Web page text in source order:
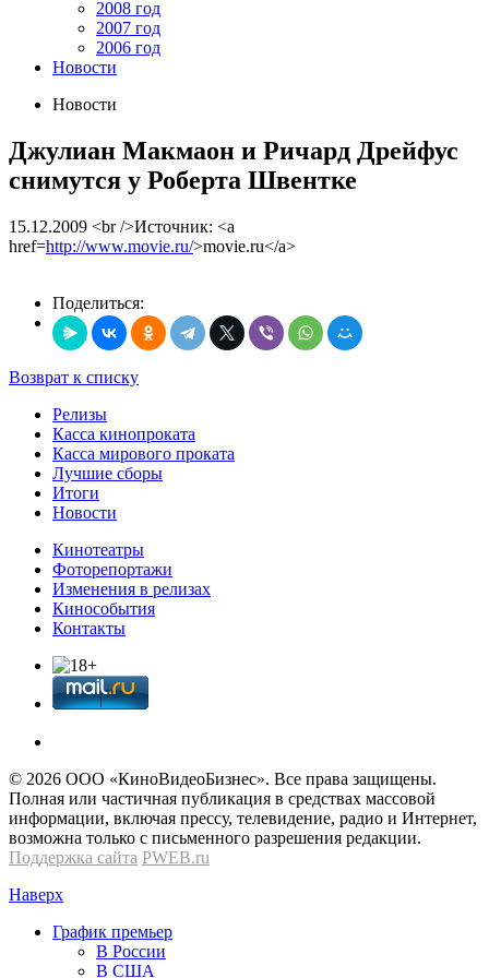
2008 год
2007 год
2006 год
Новости
Новости
Джулиан Макмаон и Ричард Дрейфус
снимутся у Роберта Швентке
15.12.2009 <br />Источник: <a
href=http://www.movie.ru/>movie.ru</a>
Поделиться:
Возврат к списку
Релизы
Касса кинопроката
Касса мирового проката
Лучшие сборы
Итоги
Новости
Кинотеатры
Фоторепортажи
Изменения в релизах
Кинособытия
Контакты
© 2026 OOО «КиноВидеоБизнес». Все права защищены.
Полная или частичная публикация в средствах массовой
информации, включая прессу, телевидение, радио и Интернет,
возможна только с письменного разрешения редакции.
Поддержка сайта PWEB.ru
Наверх
График премьер
В России
В США